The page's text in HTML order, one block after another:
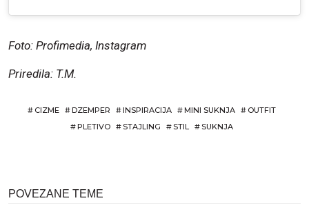
Foto: Profimedia, Instagram
Priredila: T.M.
# CIZME #DZEMPER #INSPIRACIJA #MINI SUKNJA # OUTFIT
#PLETIVO # STAJLING # STIL # SUKNJA
POVEZANE TEME